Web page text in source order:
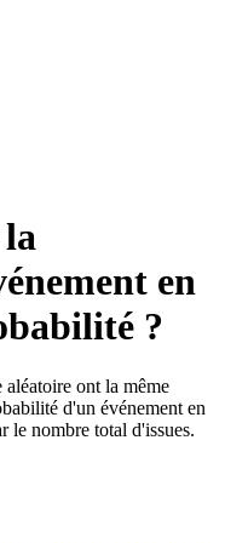
en
?
aléatoire ont la même
d'un événement en
le nombre total d'issues.